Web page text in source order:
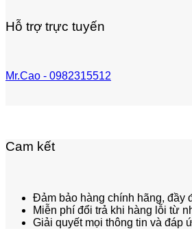
Hỗ trợ trực tuyến
Mr.Cao - 0982315512
Cam kết
Đảm bảo hàng chính hãng, đầy
Miễn phí đổi trả khi hàng lỗi từ
Giải quyết mọi thông tin và đáp